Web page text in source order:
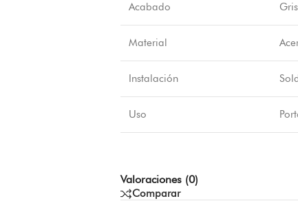
Acabado Gris
Material
Instalación
Uso
Valoraciones (0)
Comparar